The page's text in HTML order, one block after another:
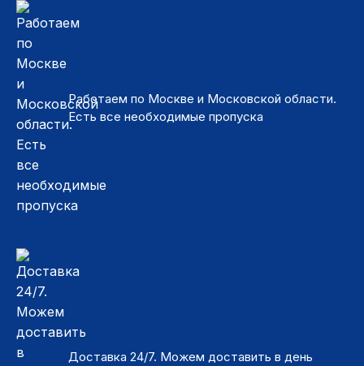
Работаем по Москве и Московской области.
Есть все необходимые пропуска
Доставка 24/7. Можем доставить в день